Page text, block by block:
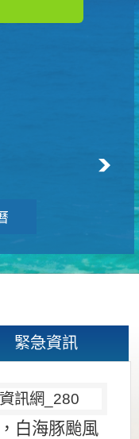
緊急資訊
白海豚颱風